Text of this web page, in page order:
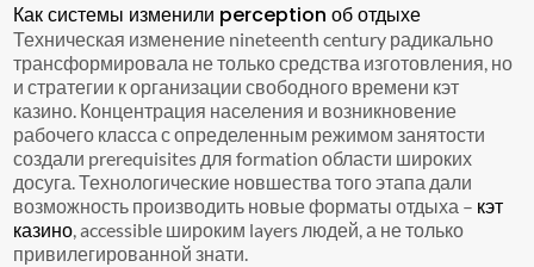
Как системы изменили perception об отдыхе
Техническая изменение nineteenth century радикально
трансформировала не только средства изготовления, но
и стратегии к организации свободного времени кэт
казино. Концентрация населения и возникновение
рабочего класса с определенным режимом занятости
создали prerequisites для formation области широких
досуга. Технологические новшества того этапа дали
возможность производить новые форматы отдыха – кэт
казино, accessible широким layers людей, а не только
привилегированной знати.